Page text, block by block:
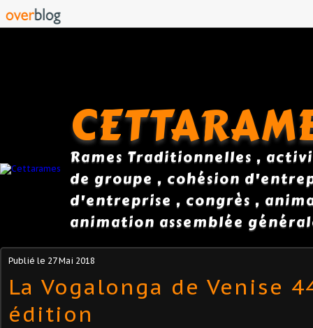
Rames Traditionnelles ,
de groupe , cohésion
d'entreprise , congrès ,
animation assemblée
Publié le 27 Mai 2018
La Vogalonga de Venise
édition